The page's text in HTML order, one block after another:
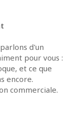
d'un
pour vous :
et ce que
encore.
commerciale.